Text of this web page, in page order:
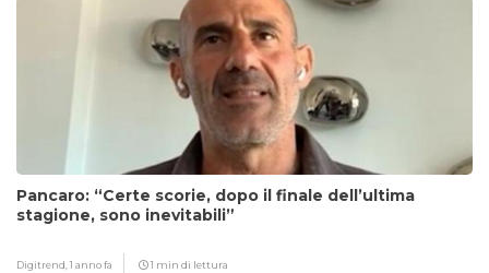
Pancaro: “Certe scorie, dopo il finale dell’ultima
stagione, sono inevitabili”
Digitrend,1 anno fa 1 min di lettura